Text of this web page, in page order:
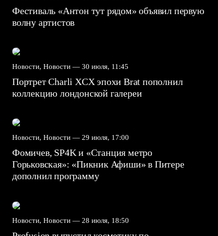
Фестиваль «Антон тут рядом» объявил первую
волну артистов
Новости, Новости — 30 июля, 11:45
Портрет Charli XCX эпохи Brat пополнил
коллекцию лондонской галереи
Новости, Новости — 29 июля, 17:00
Фомичев, SP4K и «Станция метро
Горьковская»: «Пикник Афиши» в Питере
дополнил программу
Новости, Новости — 28 июля, 18:50